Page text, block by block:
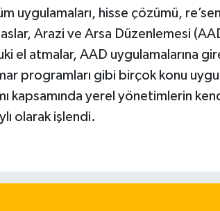
uygulamaları, hisse çözümü,
Arazi ve Arsa Düzenlemesi
el atmalar, AAD uygulamalarına
programları gibi birçok konu
kapsamında yerel yönetimlerin
olarak işlendi.